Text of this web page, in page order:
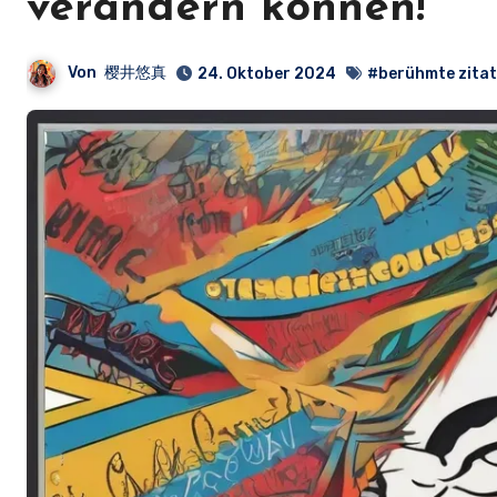
verändern können!
Von 樱井悠真 24. Oktober 2024 #berühmte